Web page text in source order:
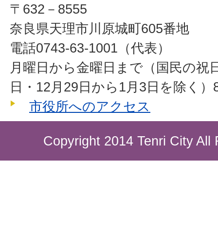
〒632－8555
奈良県天理市川原城町605番地
電話0743-63-1001（代表）
月曜日から金曜日まで（国民の祝
日・12月29日から1月3日を除く
市役所へのアクセス
Copyright 2014 Tenri City All